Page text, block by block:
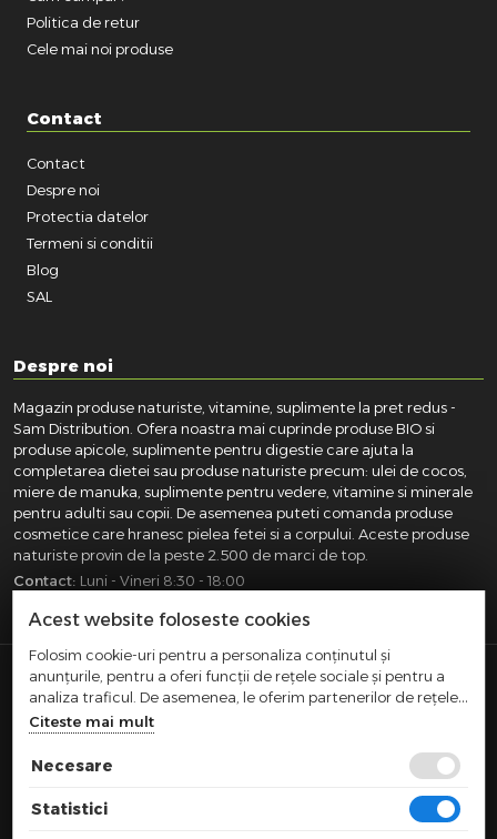
Politica de retur
Cele mai noi produse
Contact
Contact
Despre noi
Protectia datelor
Termeni si conditii
Blog
SAL
Despre noi
Magazin produse naturiste, vitamine, suplimente la pret redus -
Sam Distribution. Ofera noastra mai cuprinde produse BIO si
produse apicole, suplimente pentru digestie care ajuta la
completarea dietei sau produse naturiste precum: ulei de cocos,
miere de manuka, suplimente pentru vedere, vitamine si minerale
pentru adulti sau copii. De asemenea puteti comanda produse
cosmetice care hranesc pielea fetei si a corpului. Aceste produse
naturiste provin de la peste 2.500 de marci de top.
Contact: Luni - Vineri 8:30 - 18:00
SAM DISTRIBUTION S.R.L.- Registrul Comertului:
J40/10004/2002, Cod fiscal: RO14935035, Adresa: Str.
Dimieni, nr. 7, Bucuresti, sector 5.
standurilor, chioscurilor si pietelor
TERMENI SI CONDITII POLITICA COOKIES
Acest website foloseste cookies
Folosim cookie-uri pentru a personaliza conținutul și
anunțurile, pentru a oferi funcții de rețele sociale și pentru a
analiza traficul. De asemenea, le oferim partenerilor de rețele
sociale, de publicitate și de analize informații cu privire la
modul în care folosiți site-ul nostru. Aceștia le pot combina cu
alte informații oferite de dvs. sau culese în urma folosirii
Citeste mai mult
Necesare
Statistici